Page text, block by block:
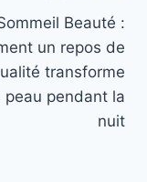
Beauté :
un repos de
transforme
peau pendant la
nuit